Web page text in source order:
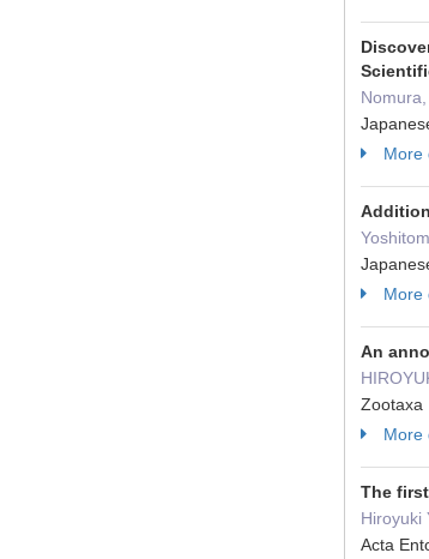
More
More
An
More
The
Hiroyuki
Acta